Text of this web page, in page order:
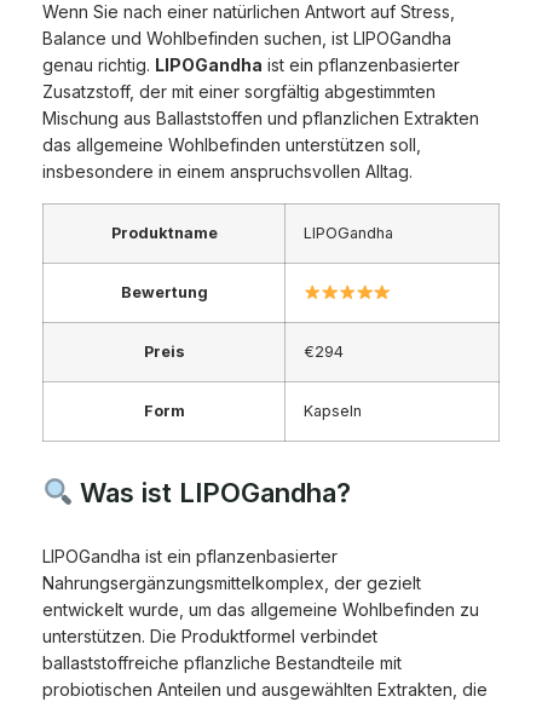
Wenn Sie nach einer natürlichen Antwort auf Stress,
Balance und Wohlbefinden suchen, ist LIPOGandha
genau richtig. LIPOGandha ist ein pflanzenbasierter
Zusatzstoff, der mit einer sorgfältig abgestimmten
Mischung aus Ballaststoffen und pflanzlichen Extrakten
das allgemeine Wohlbefinden unterstützen soll,
insbesondere in einem anspruchsvollen Alltag.
Produktname LIPOGandha
Bewertung
Preis €294
Form Kapseln
Was ist LIPOGandha?
LIPOGandha ist ein pflanzenbasierter
Nahrungsergänzungsmittelkomplex, der gezielt
entwickelt wurde, um das allgemeine Wohlbefinden zu
unterstützen. Die Produktformel verbindet
ballaststoffreiche pflanzliche Bestandteile mit
probiotischen Anteilen und ausgewählten Extrakten, die